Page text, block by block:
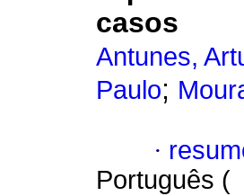
casos
Antunes,
Paulo;
·
Português (